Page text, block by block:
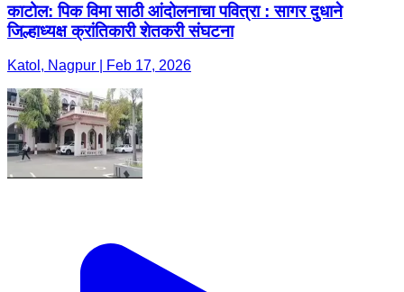
काटोल: पिक विमा साठी आंदोलनाचा पवित्रा : सागर दुधाने
जिल्हाध्यक्ष क्रांतिकारी शेतकरी संघटना
Katol, Nagpur | Feb 17, 2026